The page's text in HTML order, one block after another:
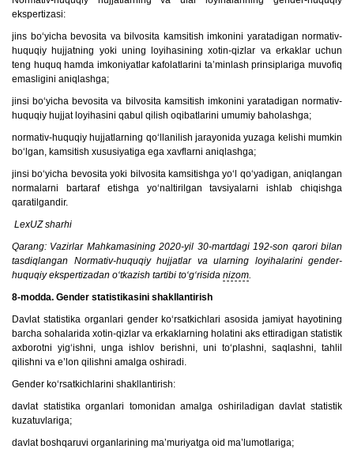
ekspertizasi:
jins bo‘yicha bevosita va bilvosita kamsitish imkonini yaratadigan normativ-
huquqiy hujjatning yoki uning loyihasining xotin-qizlar va erkaklar uchun
teng huquq hamda imkoniyatlar kafolatlarini ta’minlash prinsiplariga muvofiq
emasligini aniqlashga;
jinsi bo‘yicha bevosita va bilvosita kamsitish imkonini yaratadigan normativ-
huquqiy hujjat loyihasini qabul qilish oqibatlarini umumiy baholashga;
normativ-huquqiy hujjatlarning qo‘llanilish jarayonida yuzaga kelishi mumkin
bo‘lgan, kamsitish xususiyatiga ega xavflarni aniqlashga;
jinsi bo‘yicha bevosita yoki bilvosita kamsitishga yo‘l qo‘yadigan, aniqlangan
normalarni bartaraf etishga yo‘naltirilgan tavsiyalarni ishlab chiqishga
qaratilgandir.
LexUZ sharhi
Qarang: Vazirlar Mahkamasining 2020-yil 30-martdagi 192-son qarori bilan
tasdiqlangan Normativ-huquqiy hujjatlar va ularning loyihalarini gender-
huquqiy ekspertizadan o‘tkazish tartibi to‘g‘risida nizom.
8-modda. Gender statistikasini shakllantirish
Davlat statistika organlari gender ko‘rsatkichlari asosida jamiyat hayotining
barcha sohalarida xotin-qizlar va erkaklarning holatini aks ettiradigan statistik
axborotni yig‘ishni, unga ishlov berishni, uni to‘plashni, saqlashni, tahlil
qilishni va e’lon qilishni amalga oshiradi.
Gender ko‘rsatkichlarini shakllantirish:
davlat statistika organlari tomonidan amalga oshiriladigan davlat statistik
kuzatuvlariga;
davlat boshqaruvi organlarining ma’muriyatga oid ma’lumotlariga;